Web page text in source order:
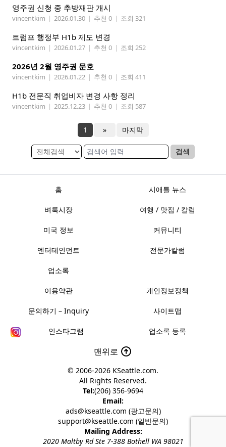
영주권 신청 중 추방재판 개시
vincentkim | 2026.01.30 | 추천 0 | 조회 321
트럼프 행정부 H1b 제도 변경
vincentkim | 2026.01.27 | 추천 0 | 조회 252
2026년 2월 영주권 문호
vincentkim | 2026.01.22 | 추천 0 | 조회 411
H1b 전문직 취업비자 변경 사항 정리
vincentkim | 2025.12.23 | 추천 0 | 조회 587
1 » 마지막
검색
홈 시애틀 뉴스
벼룩시장 여행 / 맛집 / 칼럼
미국 정보 커뮤니티
엔터테인먼트 전문가칼럼
업소록
이용약관 개인정보정책
문의하기 – Inquiry 사이트맵
인스타그램 업소록 등록
맨위로
© 2006-2026 KSeattle.com.
All Rights Reserved.
Tel:(206) 356-9694
Email:
ads@kseattle.com (광고문의)
support@kseattle.com (일반문의)
Mailing Address:
2020 Maltby Rd Ste 7-388 Bothell WA 98021